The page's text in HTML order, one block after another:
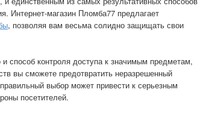
Интернет-магазин Пломба77 предлагает
, позволяя вам весьма солидно защищать свои
способ контроля доступа к значимым предметам,
вы сможете предотвратить неразрешенный
выбор может привести к серьезным
посетителей.